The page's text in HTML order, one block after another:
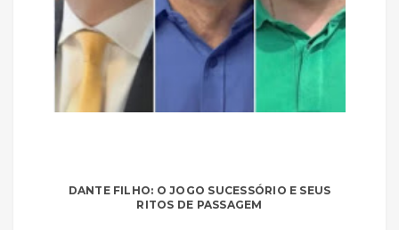
DANTE FILHO: O JOGO SUCESSÓRIO E SEUS
RITOS DE PASSAGEM